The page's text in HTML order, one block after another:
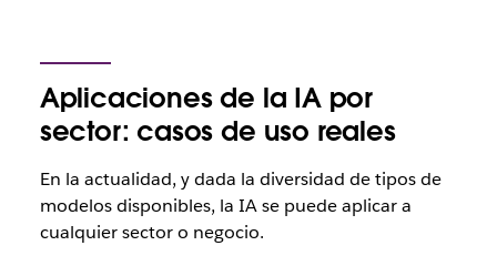
Aplicaciones de la IA por
sector: casos de uso reales
En la actualidad, y dada la diversidad de tipos de
modelos disponibles, la IA se puede aplicar a
cualquier sector o negocio.